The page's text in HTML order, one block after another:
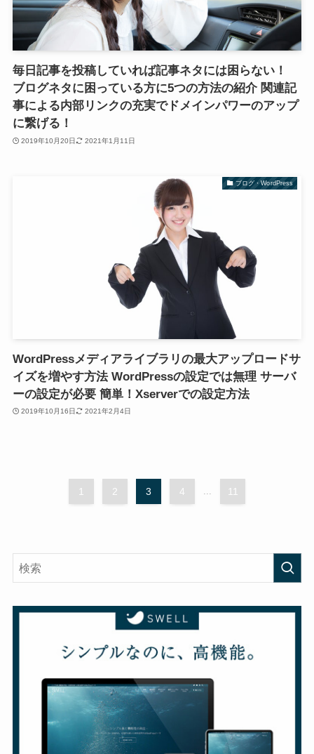
毎日記事を投稿していれば記事ネタには困らない！
ブログネタに困っている方に5つの方法の紹介 関連記
事による内部リンクの充実でドメインパワーのアップ
に繋げる！
2019年10月20日 2021年1月11日
ブログ・WordPress
WordPressメディアライブラリの最大アップロードサ
イズを増やす方法 WordPressの設定では無理 サーバ
ーの設定が必要 簡単！Xserverでの設定方法
2019年10月16日 2021年2月4日
1 2 3 4 11